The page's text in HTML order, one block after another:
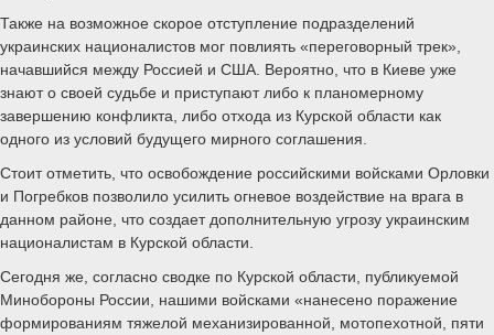
Также на возможное скорое отступление подразделений
украинских националистов мог повлиять «переговорный трек»,
начавшийся между Россией и США. Вероятно, что в Киеве уже
знают о своей судьбе и приступают либо к планомерному
завершению конфликта, либо отхода из Курской области как
одного из условий будущего мирного соглашения.
Стоит отметить, что освобождение российскими войсками Орловки
и Погребков позволило усилить огневое воздействие на врага в
данном районе, что создает дополнительную угрозу украинским
националистам в Курской области.
Сегодня же, согласно сводке по Курской области, публикуемой
Минобороны России, нашими войсками «нанесено поражение
формированиям тяжелой механизированной, мотопехотной, пяти